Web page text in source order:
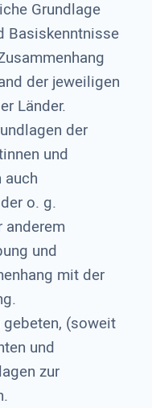
Grundlage
Basiskenntnisse
der jeweiligen
Länder.
der
und
auch
o. g.
und
mit der
(soweit
und
zur